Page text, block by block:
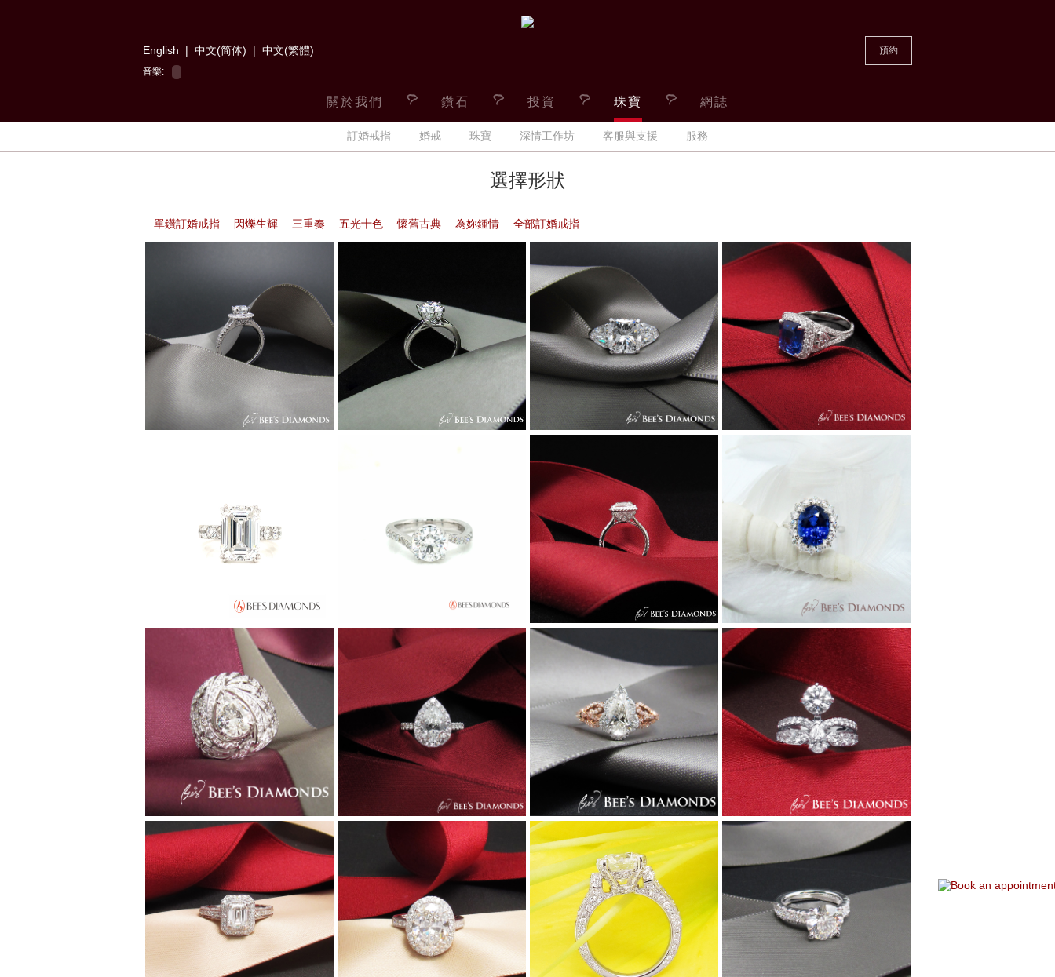
English | 中文(简体) | 中文(繁體)
音樂:
預約
關於我們 鑽石 投資 珠寶 網誌
訂婚戒指 婚戒 珠寶 深情工作坊 客服與支援 服務
選擇形狀
單鑽訂婚戒指 閃爍生輝 三重奏 五光十色 懷舊古典 為妳鍾情 全部訂婚戒指